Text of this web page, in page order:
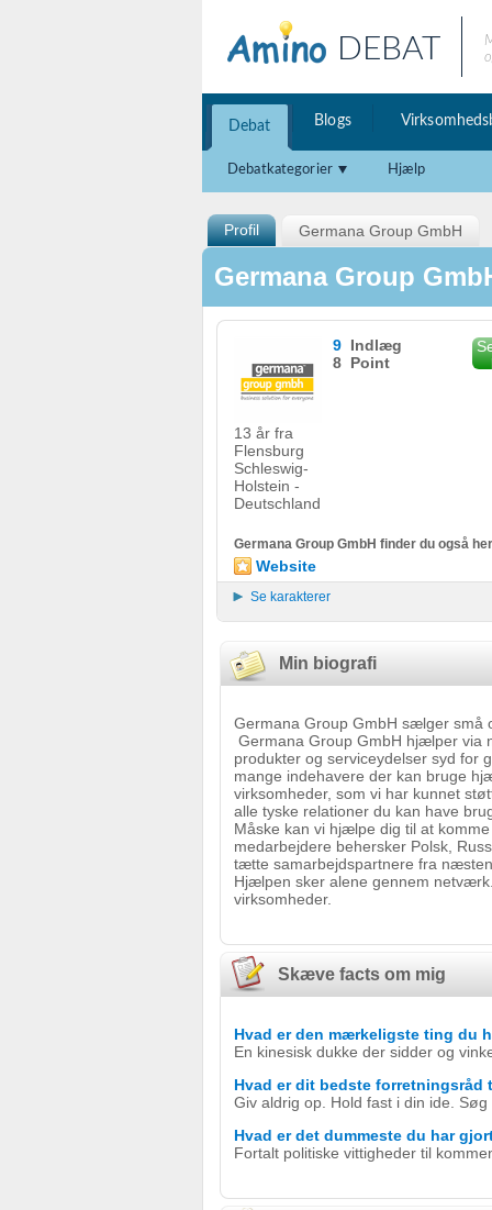
DEBAT
Debat Blogs
Debatkategorier Hjælp
Profil Germana Group GmbH
Germana Group
13 år fra
Flensburg
Schleswig-
Holstein -
Deutschland
9 Indlæg
8 Point
Germana Group GmbH finder du også
Website
Se karakterer
Min biografi
Germana Group GmbH sælger små
Germana Group GmbH hjælper via
produkter og serviceydelser syd for
mange indehavere der kan bruge
virksomheder, som vi har kunnet
alle tyske relationer du kan have
Måske kan vi hjælpe dig til at
medarbejdere behersker Polsk,
tætte samarbejdspartnere fra
Hjælpen sker alene gennem
virksomheder.
Skæve facts om mig
Hvad er den mærkeligste ting du
En kinesisk dukke der sidder og
Hvad er dit bedste
Giv aldrig op. Hold fast i din ide.
Hvad er det dummeste du har
Fortalt politiske vittigheder til